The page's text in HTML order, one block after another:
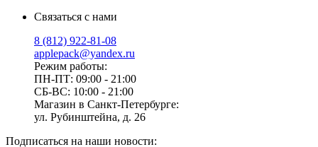
Связаться с нами
8 (812) 922-81-08
applepack@yandex.ru
Режим работы:
ПН-ПТ: 09:00 - 21:00
СБ-ВС: 10:00 - 21:00
Магазин в Санкт-Петербурге:
ул. Рубинштейна, д. 26
Подписаться на наши новости: